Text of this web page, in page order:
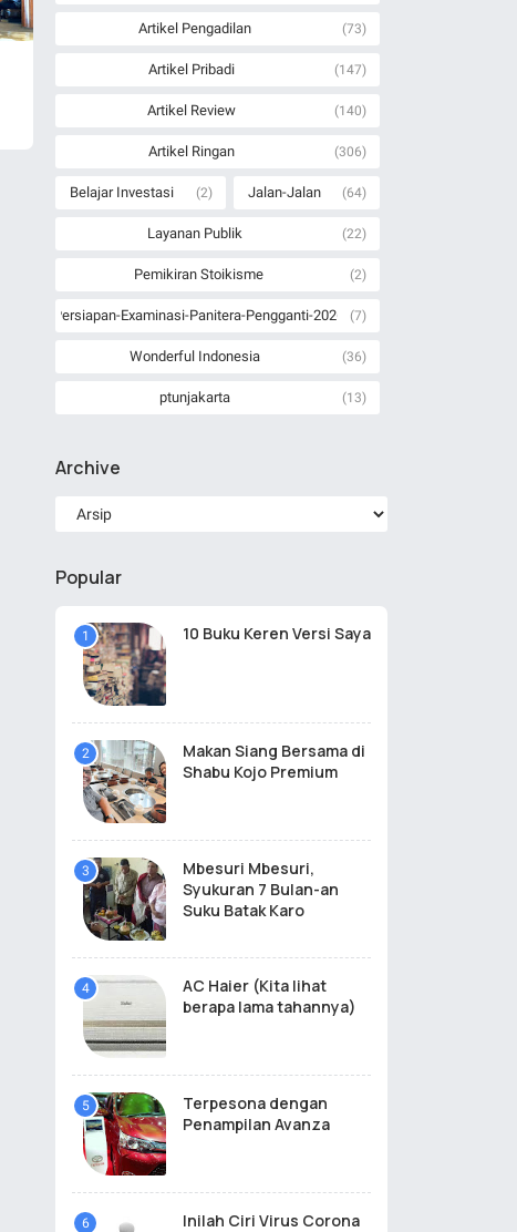
Artikel Pengadilan (73)
Artikel Pribadi (147)
Artikel Review (140)
Artikel Ringan (306)
Belajar Investasi (2) Jalan-Jalan (64)
Layanan Publik (22)
Pemikiran Stoikisme (2)
Persiapan-Examinasi-Panitera-Pengganti-2026 (7)
Wonderful Indonesia (36)
ptunjakarta (13)
Archive
Popular
10 Buku Keren Versi Saya
Makan Siang Bersama di
Shabu Kojo Premium
Mbesuri Mbesuri,
Syukuran 7 Bulan-an
Suku Batak Karo
AC Haier (Kita lihat
berapa lama tahannya)
Terpesona dengan
Penampilan Avanza
Inilah Ciri Virus Corona